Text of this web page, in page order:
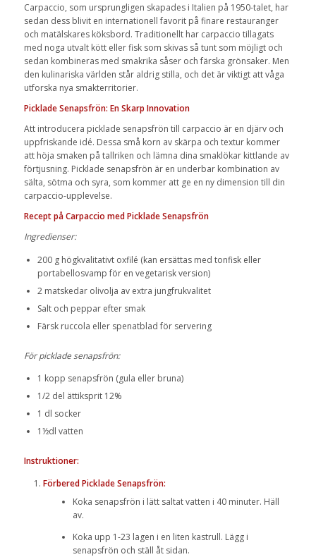
Carpaccio, som ursprungligen skapades i Italien på 1950-talet, har
sedan dess blivit en internationell favorit på finare restauranger
och matälskares köksbord. Traditionellt har carpaccio tillagats
med noga utvalt kött eller fisk som skivas så tunt som möjligt och
sedan kombineras med smakrika såser och färska grönsaker. Men
den kulinariska världen står aldrig stilla, och det är viktigt att våga
utforska nya smakterritorier.
Picklade Senapsfrön: En Skarp Innovation
Att introducera picklade senapsfrön till carpaccio är en djärv och
uppfriskande idé. Dessa små korn av skärpa och textur kommer
att höja smaken på tallriken och lämna dina smaklökar kittlande av
förtjusning. Picklade senapsfrön är en underbar kombination av
sälta, sötma och syra, som kommer att ge en ny dimension till din
carpaccio-upplevelse.
Recept på Carpaccio med Picklade Senapsfrön
Ingredienser:
200 g högkvalitativt oxfilé (kan ersättas med tonfisk eller
portabellosvamp för en vegetarisk version)
2 matskedar olivolja av extra jungfrukvalitet
Salt och peppar efter smak
Färsk ruccola eller spenatblad för servering
För picklade senapsfrön:
1 kopp senapsfrön (gula eller bruna)
1/2 del ättiksprit 12%
1 dl socker
1½dl vatten
Instruktioner:
Förbered Picklade Senapsfrön:
Koka senapsfrön i lätt saltat vatten i 40 minuter. Häll
av.
Koka upp 1-23 lagen i en liten kastrull. Lägg i
senapsfrön och ställ åt sidan.